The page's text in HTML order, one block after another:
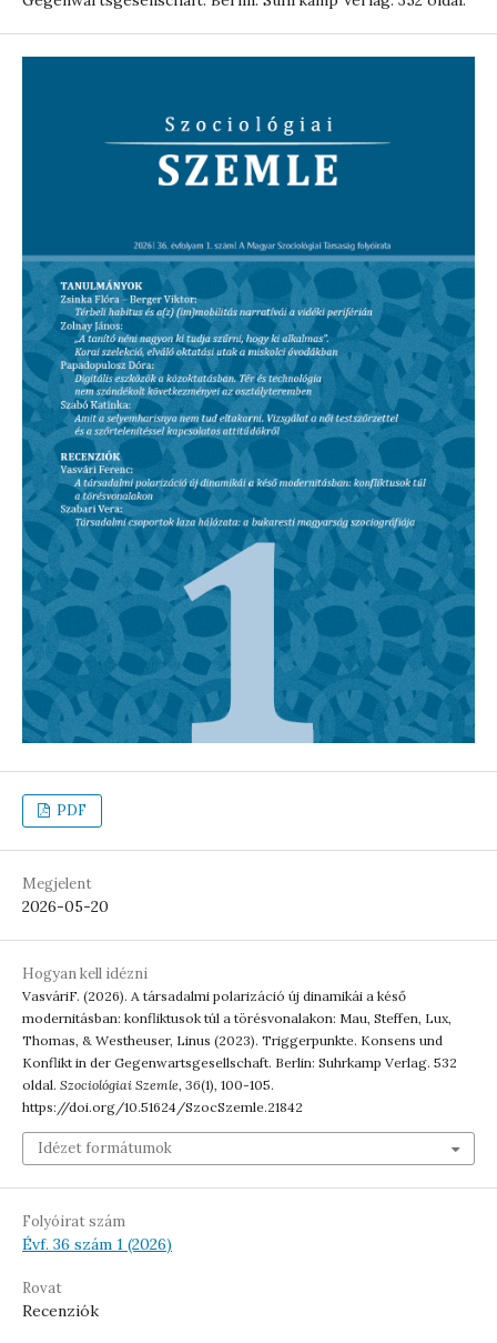
PDF
Megjelent
2026-05-20
Hogyan kell idézni
VasváriF. (2026). A társadalmi polarizáció új dinamikái a késő
modernitásban: konfliktusok túl a törésvonalakon: Mau, Steffen, Lux,
Thomas, & Westheuser, Linus (2023). Triggerpunkte. Konsens und
Konflikt in der Gegenwartsgesellschaft. Berlin: Suhrkamp Verlag. 532
oldal. Szociológiai Szemle, 36(1), 100-105.
https://doi.org/10.51624/SzocSzemle.21842
Idézet formátumok
Folyóirat szám
Évf. 36 szám 1 (2026)
Rovat
Recenziók